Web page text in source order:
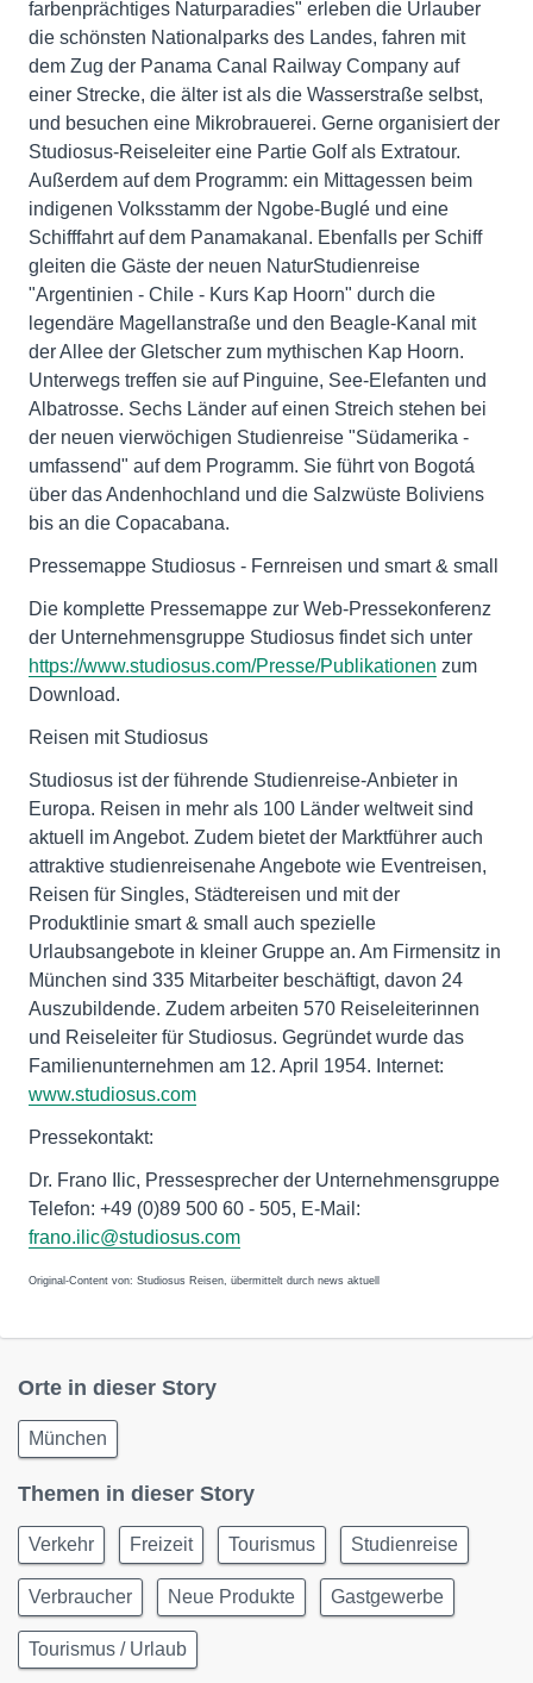
farbenprächtiges Naturparadies" erleben die Urlauber
die schönsten Nationalparks des Landes, fahren mit
dem Zug der Panama Canal Railway Company auf
einer Strecke, die älter ist als die Wasserstraße selbst,
und besuchen eine Mikrobrauerei. Gerne organisiert der
Studiosus-Reiseleiter eine Partie Golf als Extratour.
Außerdem auf dem Programm: ein Mittagessen beim
indigenen Volksstamm der Ngobe-Buglé und eine
Schifffahrt auf dem Panamakanal. Ebenfalls per Schiff
gleiten die Gäste der neuen NaturStudienreise
"Argentinien - Chile - Kurs Kap Hoorn" durch die
legendäre Magellanstraße und den Beagle-Kanal mit
der Allee der Gletscher zum mythischen Kap Hoorn.
Unterwegs treffen sie auf Pinguine, See-Elefanten und
Albatrosse. Sechs Länder auf einen Streich stehen bei
der neuen vierwöchigen Studienreise "Südamerika -
umfassend" auf dem Programm. Sie führt von Bogotá
über das Andenhochland und die Salzwüste Boliviens
bis an die Copacabana.
Pressemappe Studiosus - Fernreisen und smart & small
Die komplette Pressemappe zur Web-Pressekonferenz
der Unternehmensgruppe Studiosus findet sich unter
https://www.studiosus.com/Presse/Publikationen zum
Download.
Reisen mit Studiosus
Studiosus ist der führende Studienreise-Anbieter in
Europa. Reisen in mehr als 100 Länder weltweit sind
aktuell im Angebot. Zudem bietet der Marktführer auch
attraktive studienreisenahe Angebote wie Eventreisen,
Reisen für Singles, Städtereisen und mit der
Produktlinie smart & small auch spezielle
Urlaubsangebote in kleiner Gruppe an. Am Firmensitz in
München sind 335 Mitarbeiter beschäftigt, davon 24
Auszubildende. Zudem arbeiten 570 Reiseleiterinnen
und Reiseleiter für Studiosus. Gegründet wurde das
Familienunternehmen am 12. April 1954. Internet:
www.studiosus.com
Pressekontakt:
Dr. Frano Ilic, Pressesprecher der Unternehmensgruppe
Telefon: +49 (0)89 500 60 - 505, E-Mail:
frano.ilic@studiosus.com
Original-Content von: Studiosus Reisen, übermittelt durch news aktuell
Orte in dieser Story
München
Themen in dieser Story
Verkehr Freizeit Tourismus Studienreise
Verbraucher Neue Produkte Gastgewerbe
Tourismus / Urlaub